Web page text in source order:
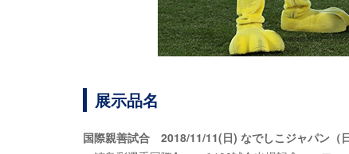
展示品名
国際親善試合 2018/11/11(日) なでしこジャパン（